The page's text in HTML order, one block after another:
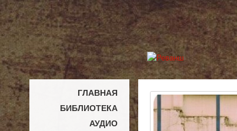
ГЛАВНАЯ
БИБЛИОТЕКА
АУДИО